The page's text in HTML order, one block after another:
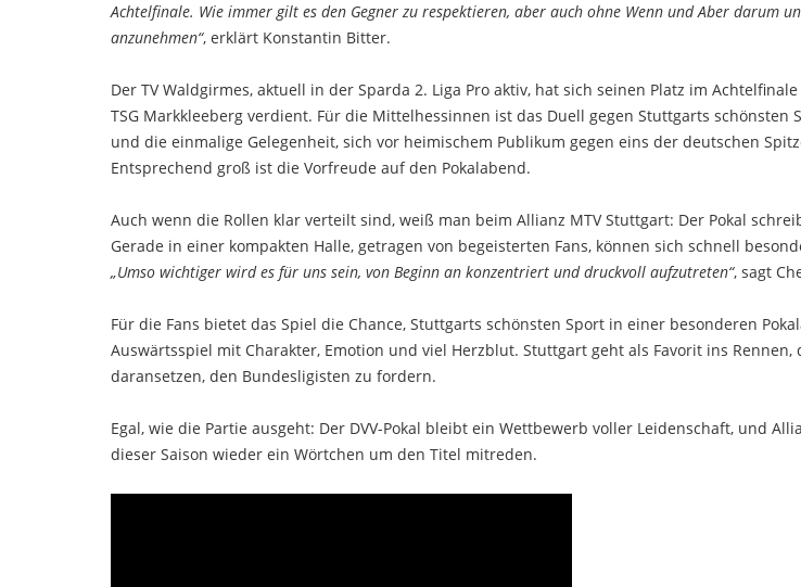
Achtelfinale. Wie immer gilt es den Gegner zu respektieren, aber auch ohne Wenn und Aber darum
anzunehmen“, erklärt Konstantin Bitter.
Der TV Waldgirmes, aktuell in der Sparda 2. Liga Pro aktiv, hat sich seinen Platz im
TSG Markkleeberg verdient. Für die Mittelhessinnen ist das Duell gegen Stuttgarts schönsten
und die einmalige Gelegenheit, sich vor heimischem Publikum gegen eins der deutschen
Entsprechend groß ist die Vorfreude auf den Pokalabend.
Auch wenn die Rollen klar verteilt sind, weiß man beim Allianz MTV Stuttgart: Der Pokal
Gerade in einer kompakten Halle, getragen von begeisterten Fans, können sich schnell
„Umso wichtiger wird es für uns sein, von Beginn an konzentriert und druckvoll aufzutreten“, sagt
Für die Fans bietet das Spiel die Chance, Stuttgarts schönsten Sport in einer besonderen
Auswärtsspiel mit Charakter, Emotion und viel Herzblut. Stuttgart geht als Favorit ins Rennen,
daransetzen, den Bundesligisten zu fordern.
Egal, wie die Partie ausgeht: Der DVV-Pokal bleibt ein Wettbewerb voller Leidenschaft, und
dieser Saison wieder ein Wörtchen um den Titel mitreden.